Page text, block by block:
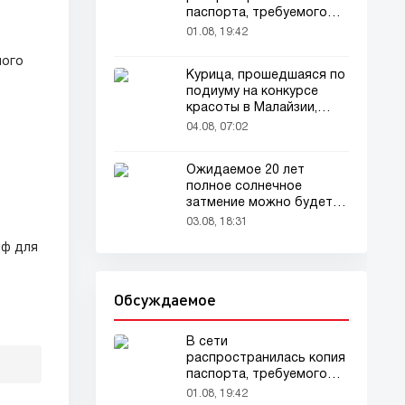
для
паспорта, требуемого
для домашних животных
01.08, 19:42
Курица, прошедшаяся по
подиуму на конкурсе
красоты в Малайзии,
привлекла внимание
04.08, 07:02
Ожидаемое 20 лет
полное солнечное
затмение можно будет
наблюдать в августе
03.08, 18:31
Обсуждаемое
В сети
распространилась копия
паспорта, требуемого
для домашних животных
01.08, 19:42